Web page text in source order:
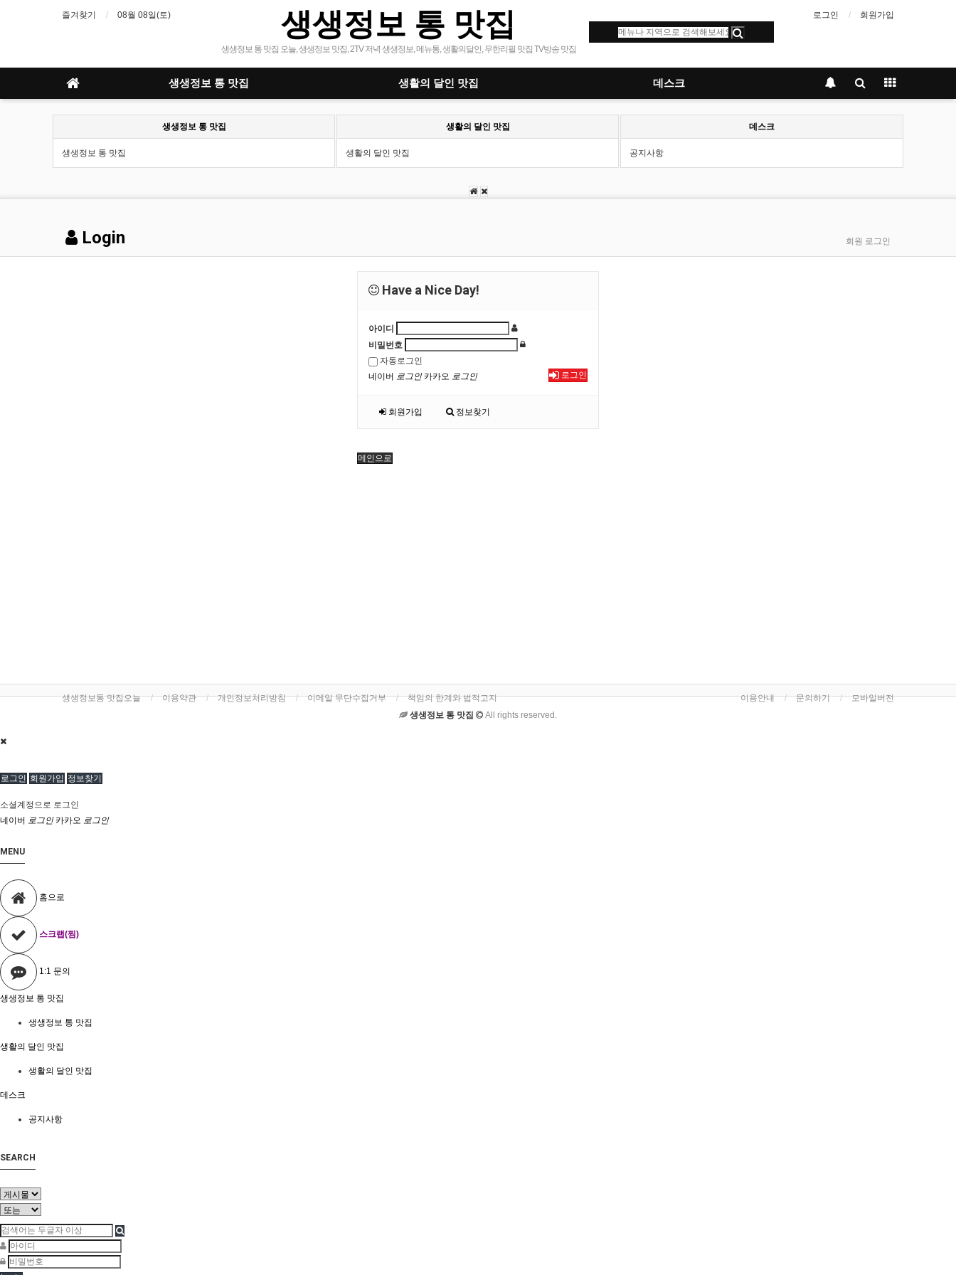
즐겨찾기 08월 08일(토) 로그인 회원가입
생생정보 통 맛집
생생정보 통 맛집 오늘, 생생정보 맛집, 2TV 저녁 생생정보, 메뉴통, 생활의달인, 무한리필 맛집 TV방송 맛집
생생정보 통 맛집 생활의 달인 맛집 데스크
생생정보 통 맛집
생생정보 통 맛집
생활의 달인 맛집
생활의 달인 맛집
데스크
공지사항
Login 회원 로그인
Have a Nice Day!
아이디
비밀번호
자동로그인
로그인
네이버 로그인 카카오 로그인
회원가입 정보찾기
메인으로
생생정보통 맛집오늘 이용약관 개인정보처리방침 이메일 무단수집거부 책임의 한계와 법적고지 이용안내 문의하기
모바일버전
생생정보 통 맛집
All rights reserved.
로그인 회원가입 정보찾기
소셜계정으로 로그인
네이버 로그인 카카오 로그인
MENU
홈으로
스크랩(찜)
1:1 문의
생생정보 통 맛집
생생정보 통 맛집
생활의 달인 맛집
생활의 달인 맛집
데스크
공지사항
SEARCH